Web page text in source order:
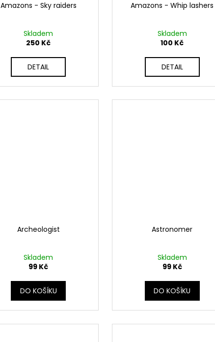
Amazons - Sky raiders
Skladem
250 Kč
DETAIL
Amazons - Whip lashers
Skladem
100 Kč
DETAIL
Archeologist
Skladem
99 Kč
DO KOŠÍKU
Astronomer
Skladem
99 Kč
DO KOŠÍKU